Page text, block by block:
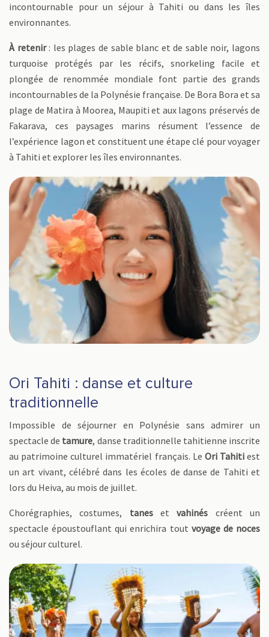
incontournable pour un séjour à Tahiti ou dans les îles
environnantes.
À retenir: les plages de sable blanc et de sable noir, lagons
turquoise protégés par les récifs, snorkeling facile et
plongée de renommée mondiale font partie des grands
incontournables de la Polynésie française. De Bora Bora et sa
plage de Matira à Moorea, Maupiti et aux lagons préservés de
Fakarava, ces paysages marins résument l’essence de
l’expérience lagon et constituent une étape clé pour voyager
à Tahiti et explorer les îles environnantes.
Ori Tahiti : danse et culture
traditionnelle
Impossible de séjourner en Polynésie sans admirer un
spectacle de tamure, danse traditionnelle tahitienne inscrite
au patrimoine culturel immatériel français. Le Ori Tahitiest
un art vivant, célébré dans les écoles de danse de Tahiti et
lors du Heiva, au mois de juillet.
Chorégraphies, costumes, tanesetvahinés créent un
spectacle époustouflant qui enrichira tout voyage de noces
ou séjour culturel.